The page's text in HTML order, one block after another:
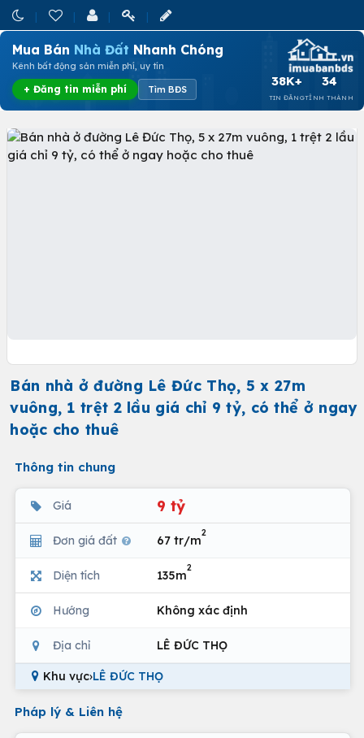
Mua Bán Nhà Đất Nhanh Chóng
Kênh bất động sản miễn phí, uy tín
+ Đăng tin miễn phí Tìm BĐS
38K+
TIN ĐĂNG
34
TỈNH THÀNH
Bán nhà ở đường Lê Đức Thọ, 5 x 27m
vuông, 1 trệt 2 lầu giá chỉ 9 tỷ, có thể ở ngay
hoặc cho thuê
Thông tin chung
Giá 9 tỷ
Đơn giá đất 67 tr/m
2
Diện tích 135m
2
Hướng Không xác định
Địa chỉ LÊ ĐỨC THỌ
Khu vực›LÊ ĐỨC THỌ
Pháp lý & Liên hệ